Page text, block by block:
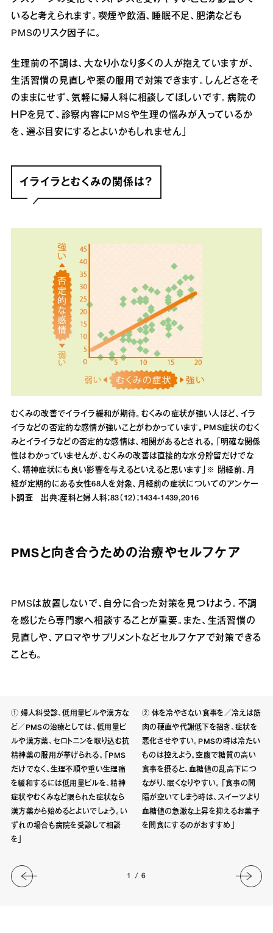
いると考えられます。喫煙や飲酒、睡眠不足、肥満なども
PMSのリスク因子に。
生理前の不調は、大なり小なり多くの人が抱えていますが、
生活習慣の見直しや薬の服用で対策できます。しんどさをそ
のままにせず、気軽に婦人科に相談してほしいです。病院の
ＨＰを見て、診察内容にPMSや生理の悩みが入っているか
を、選ぶ目安にするとよいかもしれません」
イライラとむくみの関係は？
むくみの改善でイライラ緩和が期待。むくみの症状が強い人ほど、イラ
イラなどの否定的な感情が強いことがわかっています。PMS症状のむく
みとイライラなどの否定的な感情は、相関があるとされる。「明確な関係
性はわかっていませんが、むくみの改善は直接的な水分貯留だけでな
く、精神症状にも良い影響を与えるといえると思います」※ 閉経前、月
経が定期的にある女性68人を対象、月経前の症状についてのアンケー
ト調査 出典：産科と婦人科；83（12）；1434-1439,2016
PMSと向き合うための治療やセルフケア
PMSは放置しないで、自分に合った対策を見つけよう。不調
を感じたら専門家へ相談することが重要。また、生活習慣の
見直しや、アロマやサプリメントなどセルフケアで対策できる
ことも。
① 婦人科受診、低用量ピルや漢方な
ど／PMSの治療としては、低用量ピ
ルや漢方薬、セロトニンを取り込む抗
精神薬の服用が挙げられる。「PMS
だけでなく、生理不順や重い生理痛
を緩和するには低用量ピルを、精神
症状やむくみなど限られた症状なら
漢方薬から始めるとよいでしょう。い
ずれの場合も病院を受診して相談
を」
② 体を冷やさない食事を／冷えは筋
肉の硬直や代謝低下を招き、症状を
悪化させやすい。PMSの時は冷たい
ものは控えよう。空腹で糖質の高い
食事を摂ると、血糖値の乱高下につ
ながり、眠くなりやすい。「食事の間
隔が空いてしまう時は、スイーツより
血糖値の急激な上昇を抑えるお菓子
を間食にするのがおすすめ」
1 / 6